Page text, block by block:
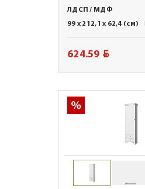
ЛДСП / МДФ
99 x 212,1 x 62,4 (см)
624.59 BYN